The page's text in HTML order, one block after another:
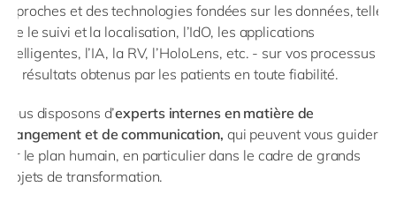
approches et des technologies fondées sur les données, telles
que le suivi et la localisation, l’IdO, les applications
intelligentes, l’IA, la RV, l’HoloLens, etc. - sur vos processus et
les résultats obtenus par les patients en toute fiabilité.
Nous disposons d’experts internes en matière de
changement et de communication, qui peuvent vous guider
sur le plan humain, en particulier dans le cadre de grands
projets de transformation.